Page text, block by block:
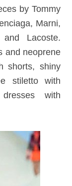
by Tommy
Marni,
Lacoste.
and neoprene
shorts, shiny
stiletto with
with